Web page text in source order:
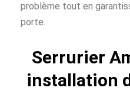
problème tout en
porte.
Serrurier
installation